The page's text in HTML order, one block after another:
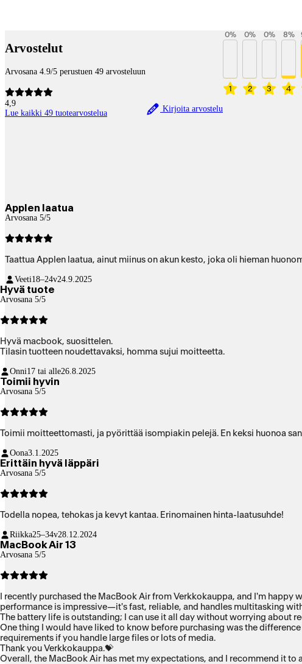
Arvostelut
Arvosana 4.9/5 perustuen 49 arvosteluun
4,9
Lue kaikki 49 tuotearvostelua
Kirjoita arvostelu
1
0%
2
0%
3
0%
4
8%
Applen laatua
Arvosana 5/5
Taattua Applen laatua, ainut miinus on akun kesto, joka oli hieman
Veeti18–24v24.9.2025
Hyvä tuote
Arvosana 5/5
Hyvä macbook, suosittelen.
Tilasin tuotteen noudettavaksi, homma sujui moitteetta.
Onni17 tai alle26.8.2025
Toimii hyvin
Arvosana 5/5
Toimii moitteettomasti, ja pyörittää isompiakin pelejä. En keksi huonoa
Oona3.1.2025
Erittäin hyvä läppäri
Arvosana 5/5
Todella nopea, tehokas ja kevyt kantaa. Erinomainen hinta-laatusuhde!
Riikka25–34v28.12.2024
MacBook Air 13
Arvosana 5/5
I recently purchased the MacBook Air from Verkkokauppa, and I'm
performance is impressive—it's fast, reliable, and handles multitasking
The battery life is outstanding; I can use it all day without worrying about
One thing I would have liked to know before purchasing was the
requirements if you handle large files or lots of media.
Thank you Verkkokauppa.💝
Overall, the MacBook Air has met my expectations, and I recommend it